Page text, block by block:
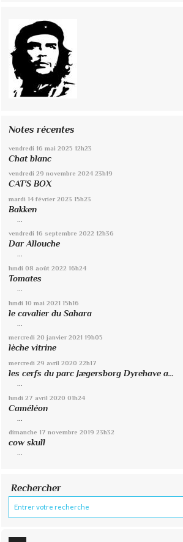
Notes récentes
vendredi 16 mai 2025 12h23
Chat blanc
vendredi 29 novembre 2024 23h19
CAT'S BOX
mardi 14 février 2023 15h23
Bakken
vendredi 16 septembre 2022 12h36
Dar Allouche
...
lundi 08 août 2022 16h24
Tomates
...
lundi 10 mai 2021 15h16
le cavalier du Sahara
mercredi 20 janvier 2021 19h05
lèche vitrine
mercredi 29 avril 2020 22h17
les cerfs du parc Jægersborg Dyrehave a...
lundi 27 avril 2020 01h24
Caméléon
dimanche 17 novembre 2019 23h32
cow skull
...
Rechercher